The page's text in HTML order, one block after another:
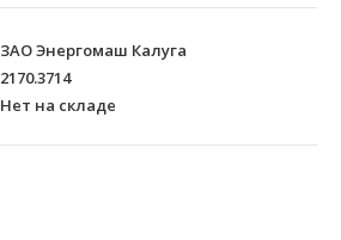
ЗАО Энергомаш Калуга
2170.3714
Нет на складе